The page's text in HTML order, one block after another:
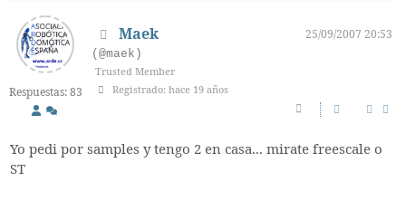
Respuestas: 83
Maek
25/09/2007 20:53
(@maek)
Trusted Member
Registrado: hace 19 años
Yo pedi por samples y tengo 2 en casa... mirate freescale o
ST